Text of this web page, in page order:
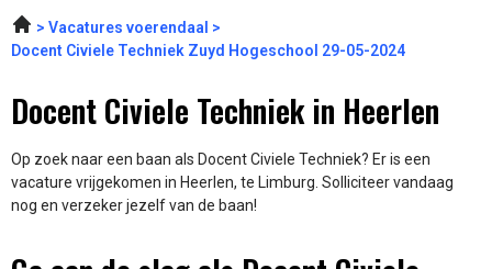
Vacatures voerendaal
Docent Civiele Techniek Zuyd Hogeschool 29-05-2024
Docent Civiele Techniek in Heerlen
Op zoek naar een baan als Docent Civiele Techniek? Er is een
vacature vrijgekomen in Heerlen, te Limburg. Solliciteer vandaag
nog en verzeker jezelf van de baan!